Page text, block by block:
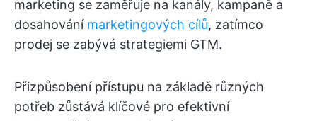
marketing se zaměřuje na kanály, kampaně a
dosahování marketingových cílů, zatímco
prodej se zabývá strategiemi GTM.
Přizpůsobení přístupu na základě různých
potřeb zůstává klíčové pro efektivní